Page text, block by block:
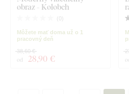
obraz - Kolobeh
( 0 )
Môžete mať doma už o 1
pracovný deň
od 28,90 €
38,60 €